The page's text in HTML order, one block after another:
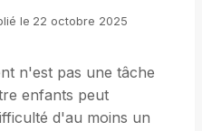
le 22 octobre 2025
n'est pas une tâche
enfants peut
d'au moins un